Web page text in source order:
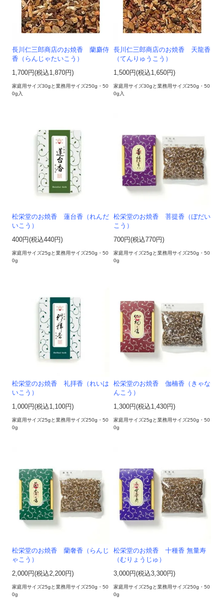
長川仁三郎商店のお焼香 蘭麝侍
香（らんじゃたいこう）
1,700円(税込1,870円)
家庭用サイズ30gと業務用サイズ250g・50
0g入
長川仁三郎商店のお焼香 天龍香
（てんりゅうこう）
1,500円(税込1,650円)
家庭用サイズ30gと業務用サイズ250g・50
0g入
松栄堂のお焼香 蓮台香（れんだ
いこう）
400円(税込440円)
家庭用サイズ25gと業務用サイズ250g・50
0g
松栄堂のお焼香 菩提香（ぼだい
こう）
700円(税込770円)
家庭用サイズ25gと業務用サイズ250g・50
0g
松栄堂のお焼香 礼拝香（れいは
いこう）
1,000円(税込1,100円)
家庭用サイズ25gと業務用サイズ250g・50
0g
松栄堂のお焼香 伽楠香（きゃな
んこう）
1,300円(税込1,430円)
家庭用サイズ25gと業務用サイズ250g・50
0g
松栄堂のお焼香 蘭奢香（らんじ
ゃこう）
2,000円(税込2,200円)
家庭用サイズ25gと業務用サイズ250g・50
0g
松栄堂のお焼香 十種香 無量寿
（むりょうじゅ）
3,000円(税込3,300円)
家庭用サイズ25gと業務用サイズ250g・50
0g